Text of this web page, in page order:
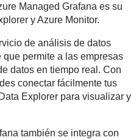
Managed Grafana es su
y Azure Monitor.
de análisis de datos
permite a las empresas
datos en tiempo real. Con
conectar fácilmente tus
Explorer para visualizar y
también se integra con